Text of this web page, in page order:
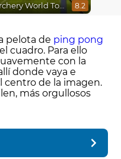
Archery World Tour 8.2
pelota de ping pong
cuadro. Para ello
con la
donde vaya e
de la imagen.
más orgullosos